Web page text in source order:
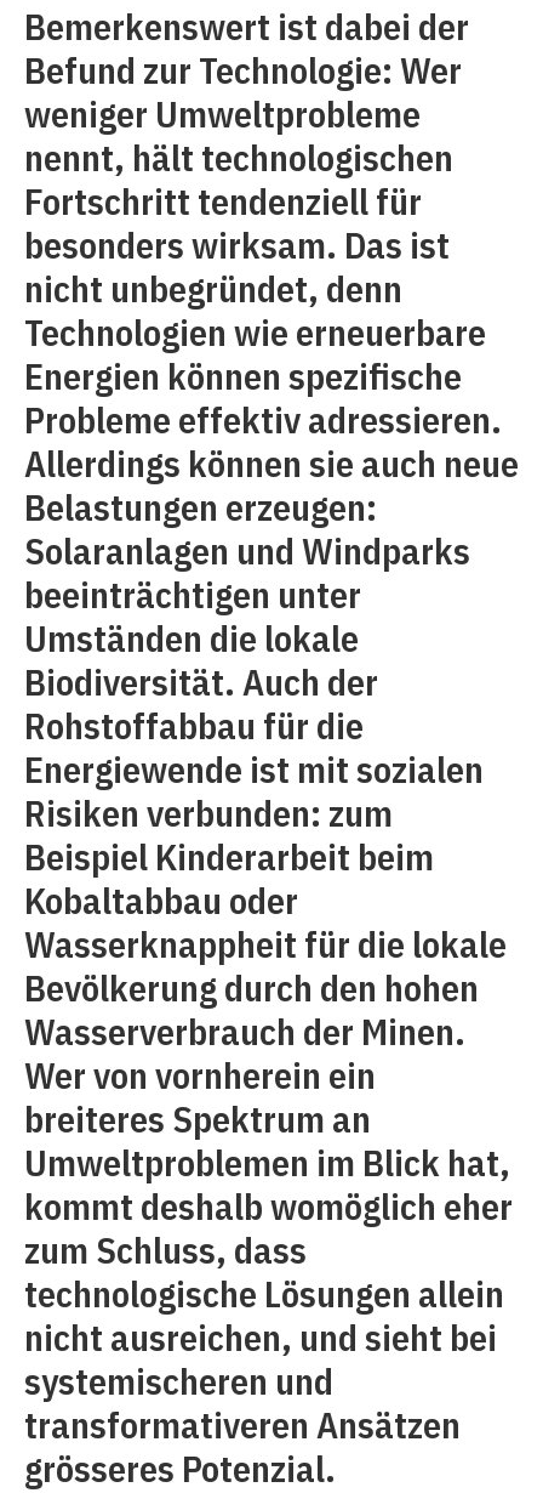
Bemerkenswert ist dabei der
Befund zur Technologie: Wer
weniger Umweltprobleme
nennt, hält technologischen
Fortschritt tendenziell für
besonders wirksam. Das ist
nicht unbegründet, denn
Technologien wie erneuerbare
Energien können spezifische
Probleme effektiv adressieren.
Allerdings können sie auch neue
Belastungen erzeugen:
Solaranlagen und Windparks
beeinträchtigen unter
Umständen die lokale
Biodiversität. Auch der
Rohstoffabbau für die
Energiewende ist mit sozialen
Risiken verbunden: zum
Beispiel Kinderarbeit beim
Kobaltabbau oder
Wasserknappheit für die lokale
Bevölkerung durch den hohen
Wasserverbrauch der Minen.
Wer von vornherein ein
breiteres Spektrum an
Umweltproblemen im Blick hat,
kommt deshalb womöglich eher
zum Schluss, dass
technologische Lösungen allein
nicht ausreichen, und sieht bei
systemischeren und
transformativeren Ansätzen
grösseres Potenzial.